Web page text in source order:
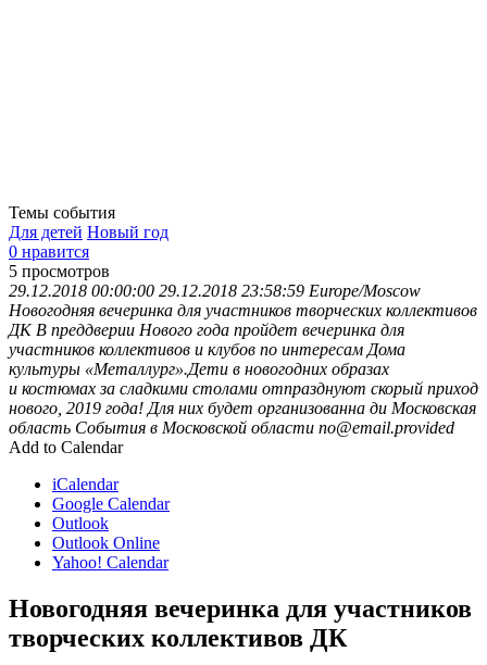
Темы события
Для детей Новый год
0 нравится
5 просмотров
29.12.2018 00:00:00 29.12.2018 23:58:59 Europe/Moscow
Новогодняя вечеринка для участников творческих коллективов
ДК В преддверии Нового года пройдет вечеринка для
участников коллективов и клубов по интересам Дома
культуры «Металлург».Дети в новогодних образах
и костюмах за сладкими столами отпразднуют скорый приход
нового, 2019 года! Для них будет организованна ди Московская
область События в Московской области no@email.provided
Add to Calendar
iCalendar
Google Calendar
Outlook
Outlook Online
Yahoo! Calendar
Новогодняя вечеринка для участников
творческих коллективов ДК